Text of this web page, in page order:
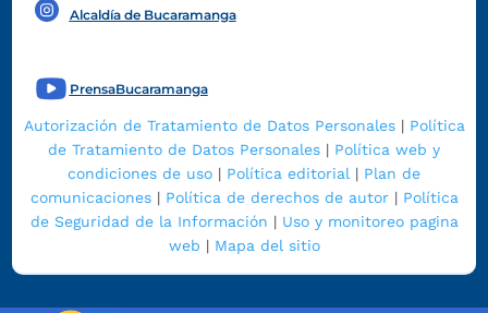
Alcaldía de Bucaramanga
PrensaBucaramanga
Autorización de Tratamiento de Datos Personales| Política
de Tratamiento de Datos Personales | Política web y
condiciones de uso | Política editorial | Plan de
comunicaciones| Política de derechos de autor| Política
de Seguridad de la Información | Uso y monitoreo pagina
web | Mapa del sitio